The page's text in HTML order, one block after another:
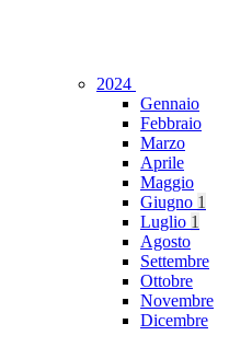
2024
Gennaio
Febbraio
Marzo
Aprile
Maggio
Giugno 1
Luglio 1
Agosto
Settembre
Ottobre
Novembre
Dicembre